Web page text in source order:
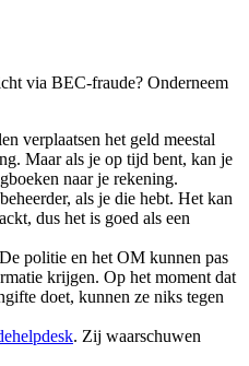
via BEC-fraude? Onderneem
verplaatsen het geld meestal
Maar als je op tijd bent, kan je
naar je rekening.
als je die hebt. Het kan
dus het is goed als een
politie en het OM kunnen pas
krijgen. Op het moment dat
doet, kunnen ze niks tegen
. Zij waarschuwen